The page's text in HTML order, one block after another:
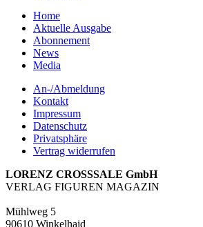
Home
Aktuelle Ausgabe
Abonnement
News
Media
An-/Abmeldung
Kontakt
Impressum
Datenschutz
Privatsphäre
Vertrag widerrufen
LORENZ CROSSSALE GmbH
VERLAG FIGUREN MAGAZIN
Mühlweg 5
90610 Winkelhaid